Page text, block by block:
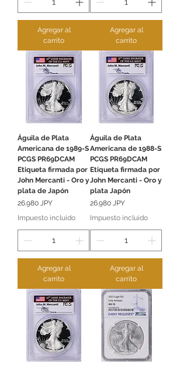
Agregar al
carrito
Agregar al
carrito
Águila de Plata
Americana de 1989-S
PCGS PR69DCAM
Etiqueta firmada por
John Mercanti - Oro y
plata de Japón
Precio
26.980 JPY
Impuesto incluido
Agregar al
carrito
Águila de Plata
Americana de 1988-S
PCGS PR69DCAM
Etiqueta firmada por
John Mercanti - Oro y
plata Japón
Precio
26.980 JPY
Impuesto incluido
Agregar al
carrito